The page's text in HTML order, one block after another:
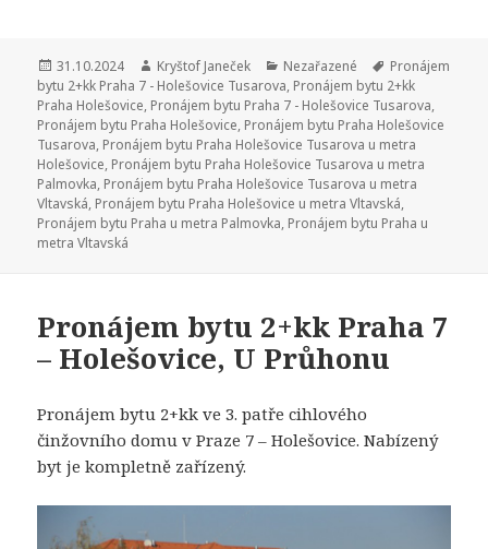
Publikováno:
31.10.2024 Autor:
Kryštof Janeček Rubriky:
Nezařazené Štítky:
Pronájem
bytu 2+kk Praha 7 - Holešovice Tusarova, Pronájem bytu 2+kk
Praha Holešovice, Pronájem bytu Praha 7 - Holešovice Tusarova,
Pronájem bytu Praha Holešovice, Pronájem bytu Praha Holešovice
Tusarova, Pronájem bytu Praha Holešovice Tusarova u metra
Holešovice, Pronájem bytu Praha Holešovice Tusarova u metra
Palmovka, Pronájem bytu Praha Holešovice Tusarova u metra
Vltavská, Pronájem bytu Praha Holešovice u metra Vltavská,
Pronájem bytu Praha u metra Palmovka, Pronájem bytu Praha u
metra Vltavská
Pronájem bytu 2+kk Praha 7
– Holešovice, U Průhonu
Pronájem bytu 2+kk ve 3. patře cihlového
činžovního domu v Praze 7 – Holešovice. Nabízený
byt je kompletně zařízený.